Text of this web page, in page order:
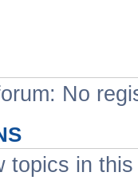
No
topics in